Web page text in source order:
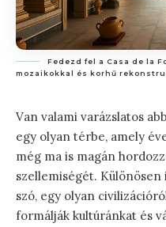
Fedezd fel a Casa de la
mozaikokkal és korhű
Van valami varázslatos
egy olyan térbe, amely
még ma is magán
szellemiségét.
szó, egy olyan
formálják kultúránkat és